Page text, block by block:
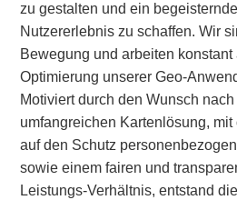
zu gestalten und ein
Nutzererlebnis zu schaffen. Wir
Bewegung und arbeiten konstant
Optimierung unserer Geo-
Motiviert durch den Wunsch
umfangreichen Kartenlösung, mit
auf den Schutz
sowie einem fairen und
Leistungs-Verhältnis, entstand